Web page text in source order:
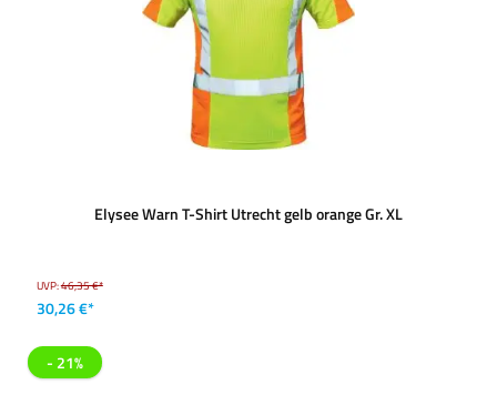
Elysee Warn T-Shirt Utrecht gelb orange Gr. XL
UVP:46,35 €*
30,26 €*
- 21%